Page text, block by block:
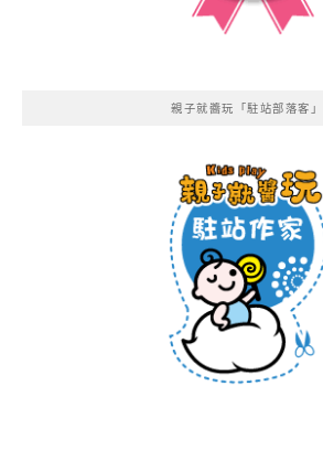
親子就醬玩「駐站部落客」